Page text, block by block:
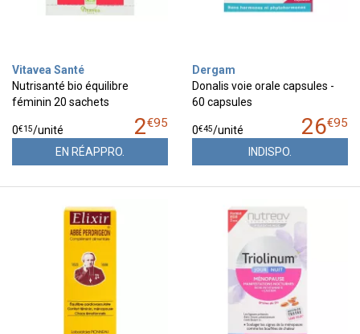
Vitavea Santé
Nutrisanté bio équilibre
féminin 20 sachets
2€95
0€15/unité
EN RÉAPPRO.
Dergam
Donalis voie orale capsules -
60 capsules
26€95
0€45/unité
INDISPO.